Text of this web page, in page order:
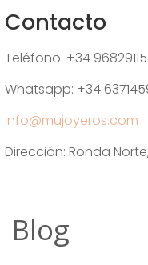
Contacto
Teléfono: +34
Whatsapp: +34
info@mujoyeros.com
Dirección: Ronda
Blog